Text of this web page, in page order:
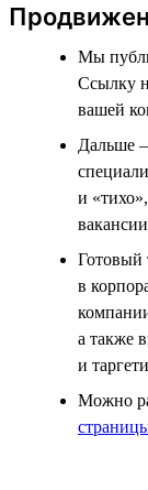
Мы
Ссылку
вашей
Дальше
и
Готовый
в
а также
и
Можно